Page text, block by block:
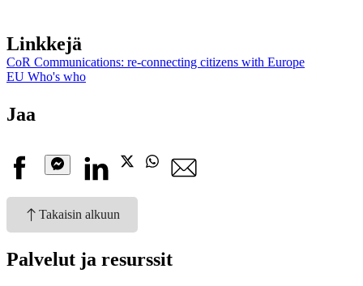
Linkkejä
CoR Communications: re-connecting citizens with Europe
EU Who's who
Jaa
Facebook
Messenger
Linkedin Whatsapp
Takaisin alkuun
Palvelut ja resurssit